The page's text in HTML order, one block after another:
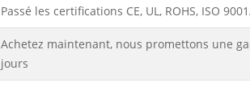
Passé les certifications CE, UL, ROHS, ISO
Achetez maintenant, nous promettons une
jours